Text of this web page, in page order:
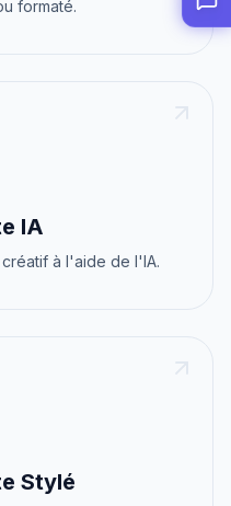
formaté.
IA
à l'aide de l'IA.
Stylé